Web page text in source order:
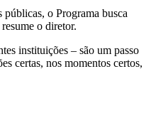
o Programa busca
o diretor.
instituições – são um passo
certas, nos momentos certos,